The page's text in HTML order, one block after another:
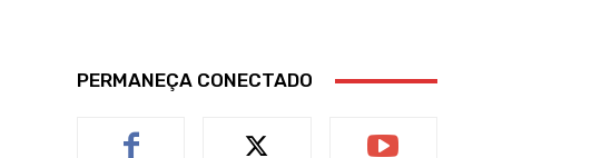
PERMANEÇA CONECTADO